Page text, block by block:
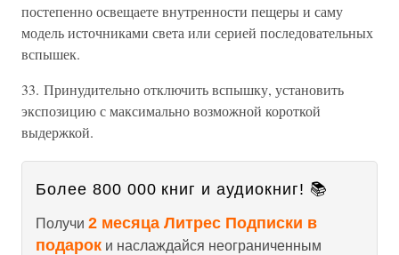
постепенно освещаете внутренности пещеры и саму
модель источниками света или серией последовательных
вспышек.
33. Принудительно отключить вспышку, установить
экспозицию с максимально возможной короткой
выдержкой.
Более 800 000 книг и аудиокниг! 📚
Получи 2 месяца Литрес Подписки в
подарок и наслаждайся неограниченным